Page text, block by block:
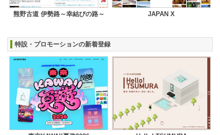
熊野古道 伊勢路～幸結びの路～ JAPAN X
特設・プロモーションの新着登録